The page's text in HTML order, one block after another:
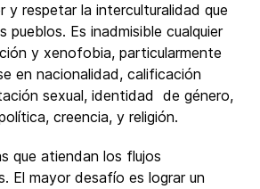
y respetar la interculturalidad que
pueblos. Es inadmisible cualquier
y xenofobia, particularmente
en nacionalidad, calificación
sexual, identidad de género,
creencia, y religión.
que atiendan los flujos
El mayor desafío es lograr un